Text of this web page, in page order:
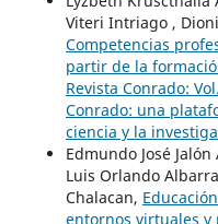
Viteri Intriago ,
Competencias
partir de la
Revista Conrado:
Conrado: una
ciencia y la
Edmundo José
Luis Orlando
Chalacan,
entornos virtuales y